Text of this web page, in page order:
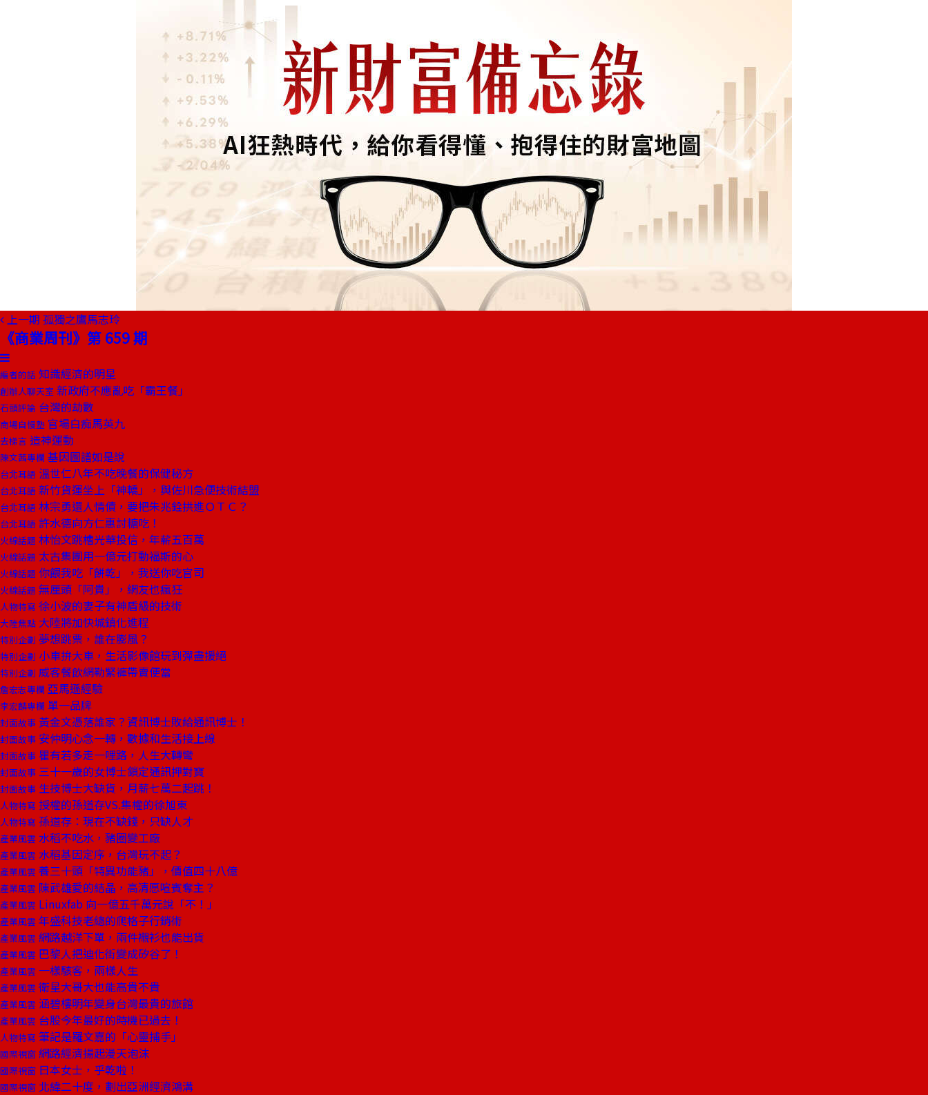
上一期 孤獨之鷹馬志玲
《商業周刊》第 659 期
編者的話 知識經濟的明星
創辦人聊天室 新政府不應亂吃「霸王餐」
石頭評論 台灣的劫數
商場自慢塾 官場白痴馬英九
去梯言 造神運動
陳文茜專欄 基因圖譜如是說
台北耳語 溫世仁八年不吃晚餐的保健秘方
台北耳語 新竹貨運坐上「神轎」，與佐川急便技術結盟
台北耳語 林宗勇還人情債，要把朱兆銓拱進ＯＴＣ？
台北耳語 許水德向方仁惠討糖吃！
火線話題 林怡文跳槽光華投信，年薪五百萬
火線話題 太古集團用一億元打動福斯的心
火線話題 你餵我吃「餅乾」，我送你吃官司
火線話題 無厘頭「阿貴」，網友也瘋狂
人物特寫 徐小波的妻子有神盾級的技術
大陸焦點 大陸將加快城鎮化進程
特別企劃 夢想跳票，誰在膨風？
特別企劃 小車拚大車，生活影像館玩到彈盡援絕
特別企劃 威客餐飲網勒緊褲帶賣便當
詹宏志專欄 亞馬遜經驗
李宏麟專欄 單一品牌
封面故事 黃金文憑落誰家？資訊博士敗給通訊博士！
封面故事 安仲明心念一轉，數據和生活接上線
封面故事 瞿有若多走一哩路，人生大轉彎
封面故事 三十一歲的女博士鎖定通訊押對寶
封面故事 生技博士大缺貨，月薪七萬二起跳！
人物特寫 授權的孫道存VS.集權的徐旭東
人物特寫 孫道存：現在不缺錢，只缺人才
產業風雲 水稻不吃水，豬圈變工廠
產業風雲 水稻基因定序，台灣玩不起？
產業風雲 養三十頭「特異功能豬」，價值四十八億
產業風雲 陳武雄愛的結晶，高清愿喧賓奪主？
產業風雲 Linuxfab 向一億五千萬元說「不！」
產業風雲 年盛科技老總的爬格子行銷術
產業風雲 網路越洋下單，兩件襯衫也能出貨
產業風雲 巴黎人把迪化街變成矽谷了！
產業風雲 一樣駭客，兩樣人生
產業風雲 衛星大哥大也能高貴不貴
產業風雲 涵碧樓明年變身台灣最貴的旅館
產業風雲 台股今年最好的時機已過去！
人物特寫 筆記是羅文嘉的「心靈捕手」
國際視窗 網路經濟揚起漫天泡沫
國際視窗 日本女士，乎乾啦！
國際視窗 北緯二十度，劃出亞洲經濟鴻溝